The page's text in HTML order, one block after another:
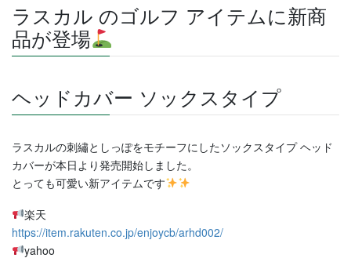
ラスカル のゴルフ アイテムに新商
品が登場
ヘッドカバー ソックスタイプ
ラスカルの刺繡としっぽをモチーフにしたソックスタイプ ヘッド
カバーが本日より発売開始しました。
とっても可愛い新アイテムです
楽天
https://item.rakuten.co.jp/enjoycb/arhd002/
yahoo